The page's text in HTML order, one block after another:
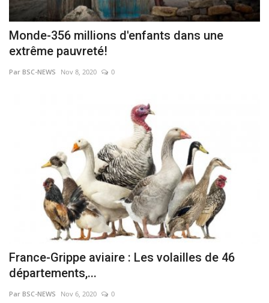
Monde-356 millions d'enfants dans une
extrême pauvreté!
Par BSC-NEWS Nov 8, 2020 0
France-Grippe aviaire : Les volailles de 46
départements,...
Par BSC-NEWS Nov 6, 2020 0